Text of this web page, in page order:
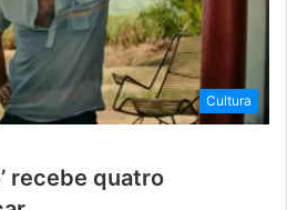
Cultura
recebe quatro